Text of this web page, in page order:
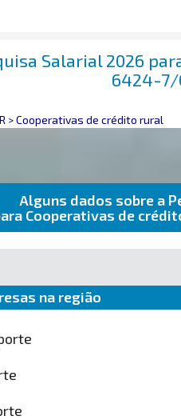
Salarial 2026
6424-7/
>Cooperativas de crédito rural
Alguns dados sobre a
Cooperativas de
na região